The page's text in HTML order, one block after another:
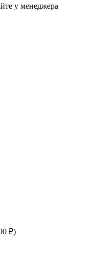
у менеджера
₽)